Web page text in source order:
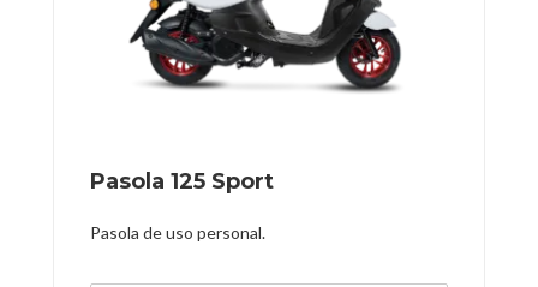
Pasola 125 Sport
Pasola de uso personal.